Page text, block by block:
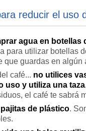
reducir el uso
agua en botellas
para utilizar botellas
que guardas en algún
café... no utilices
uso y utiliza una taza
el café te sabrá
pajitas de plástico.